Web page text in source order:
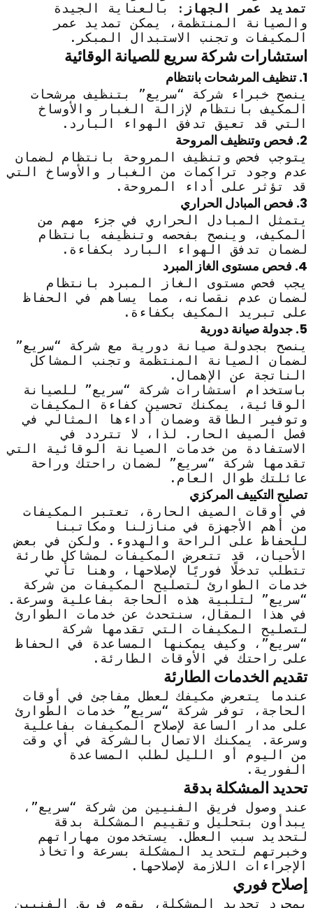
تمديد عمر الجهاز : بالعناية الجيدة
والصيانة المنتظمة، يمكن تمديد عمر
المكيفات وتجنب الاستبدال المبكر.
استشارات شركة سريع للصيانة الوقائية
1. تنظيف المرشحات بانتظام
ينصح خبراء شركة “سريع” بتنظيف مرشحات
المكيف بانتظام لإزالة الغبار والأوساخ
التي قد تعيق تدفق الهواء البارد.
2. فحص وتنظيف المروحة
يتوجب فحص وتنظيف المروحة بانتظام لضمان
عدم وجود تراكمات من الغبار والأوساخ التي
قد تؤثر على أداء المروحة.
3. فحص المبادل الحراري
يتمثل المبادل الحراري في جزء مهم من
المكيف، وينصح بفحصه وتنظيفه بانتظام
لضمان تدفق الهواء البارد بكفاءة.
4. فحص مستوى الغاز المبرد
يجب فحص مستوى الغاز المبرد بانتظام
لضمان عدم نقصانه، مما يساهم في الحفاظ
على تبريد المكيف بكفاءة.
5. جدولة صيانة دورية
ينصح بجدولة صيانة دورية مع شركة “سريع”
لضمان الصيانة المنتظمة وتجنب المشاكل
الناتجة عن الإهمال.
باستخدام استشارات شركة “سريع” للصيانة
الوقائية، يمكنك تحسين كفاءة المكيفات
وتوفير الطاقة وضمان أداءها المثالي في
فصل الصيف الحار. لذا، لا تتردد في
الاستفادة من خدمات الصيانة الوقائية التي
تقدمها شركة “سريع” لضمان راحتك وراحة
عائلتك طوال العام.
تصليح التكييف المركزي
في أوقات الصيف الحارة، تعتبر المكيفات
من أهم الأجهزة في منازلنا ومكاتبنا
للحفاظ على الراحة والهدوء. ولكن في بعض
الأحيان، قد تتعرض المكيفات لمشاكل طارئة
تتطلب تدخلًا فوريًا لإصلاحها، وهنا تأتي
خدمات الطوارئ لتصليح المكيفات من شركة
“سريع” لتلبية هذه الحاجة بفاعلية وسرعة.
في هذا المقال، سنتحدث عن خدمات الطوارئ
لتصليح المكيفات التي تقدمها شركة
“سريع”، وكيف يمكنها المساعدة في الحفاظ
على راحتك في الأوقات الطارئة.
تقديم الخدمات الطارئة
عندما يتعرض مكيفك لعطل مفاجئ في أوقات
الحاجة، توفر شركة “سريع” خدمات الطوارئ
على مدار الساعة لإصلاح المكيفات بفاعلية
وسرعة. يمكنك الاتصال بالشركة في أي وقت
من اليوم أو الليل لطلب المساعدة
الفورية.
تحديد المشكلة بدقة
عند وصول فريق الفنيين من شركة “سريع”،
يبدأون بتحليل وتقييم المشكلة بدقة
لتحديد سبب العطل. يستخدمون مهاراتهم
وخبرتهم لتحديد المشكلة بسرعة واتخاذ
الإجراءات اللازمة لإصلاحها.
إصلاح فوري
بمجرد تحديد المشكلة، يقوم فريق الفنيين